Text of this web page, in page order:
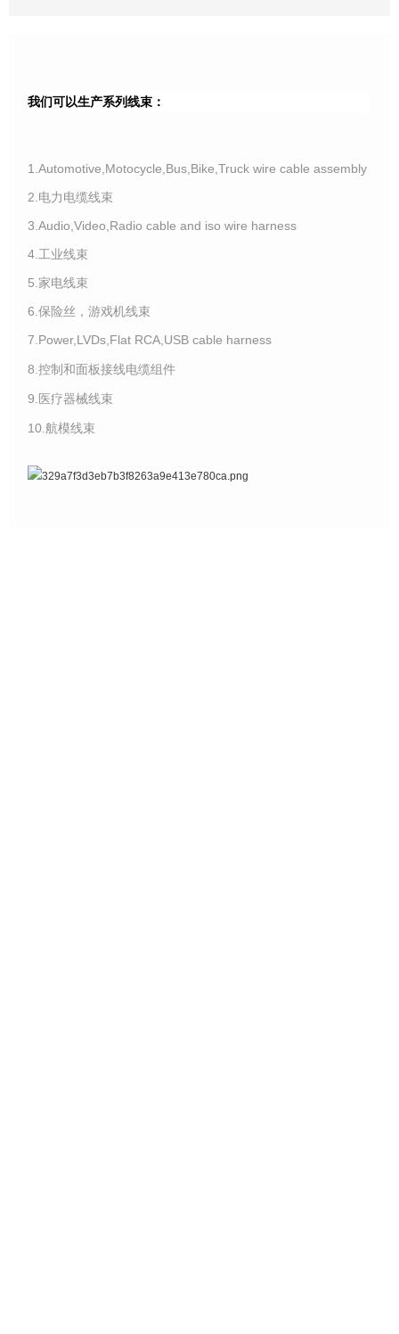
我们可以生产系列线束：
1.Automotive,Motocycle,Bus,Bike,Truck wire cable assembly
2.电力电缆线束
3.Audio,Video,Radio cable and iso wire harness
4.工业线束
5.家电线束
6.保险丝，游戏机线束
7.Power,LVDs,Flat RCA,USB cable harness
8.控制和面板接线电缆组件
9.医疗器械线束
10.航模线束